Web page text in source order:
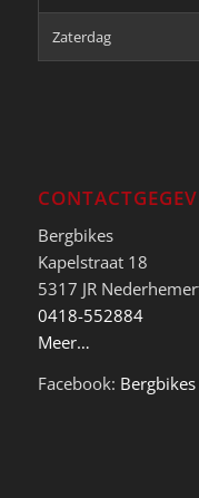
Zaterdag
Bergbikes
Kapelstraat 18
5317 JR
0418-552884
Meer…
Facebook: Bergbikes